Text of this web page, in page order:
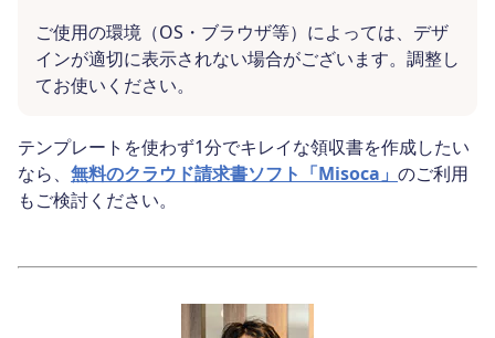
ご使用の環境（OS・ブラウザ等）によっては、デザ
インが適切に表示されない場合がございます。調整し
てお使いください。
テンプレートを使わず1分でキレイな領収書を作成したい
なら、 無料のクラウド請求書ソフト「Misoca」 のご利用
もご検討ください。